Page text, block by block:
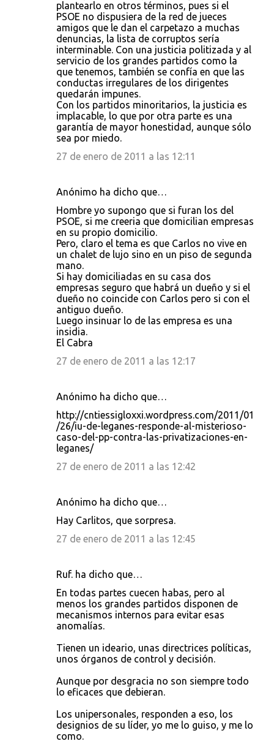
plantearlo en otros términos, pues si el
PSOE no dispusiera de la red de jueces
amigos que le dan el carpetazo a muchas
denuncias, la lista de corruptos sería
interminable. Con una justicia politizada y al
servicio de los grandes partidos como la
que tenemos, también se confía en que las
conductas irregulares de los dirigentes
quedarán impunes.
Con los partidos minoritarios, la justicia es
implacable, lo que por otra parte es una
garantía de mayor honestidad, aunque sólo
sea por miedo.
27 de enero de 2011 a las 12:11
Anónimo ha dicho que…
Hombre yo supongo que si furan los del
PSOE, si me creeria que domicilian empresas
en su propio domicilio.
Pero, claro el tema es que Carlos no vive en
un chalet de lujo sino en un piso de segunda
mano.
Si hay domiciliadas en su casa dos
empresas seguro que habrá un dueño y si el
dueño no coincide con Carlos pero si con el
antiguo dueño.
Luego insinuar lo de las empresa es una
insidia.
El Cabra
27 de enero de 2011 a las 12:17
Anónimo ha dicho que…
http://cntiessigloxxi.wordpress.com/2011/01
/26/iu-de-leganes-responde-al-misterioso-
caso-del-pp-contra-las-privatizaciones-en-
leganes/
27 de enero de 2011 a las 12:42
Anónimo ha dicho que…
Hay Carlitos, que sorpresa.
27 de enero de 2011 a las 12:45
Ruf. ha dicho que…
En todas partes cuecen habas, pero al
menos los grandes partidos disponen de
mecanismos internos para evitar esas
anomalías.
Tienen un ideario, unas directrices políticas,
unos órganos de control y decisión.
Aunque por desgracia no son siempre todo
lo eficaces que debieran.
Los unipersonales, responden a eso, los
designios de su líder, yo me lo guiso, y me lo
como.